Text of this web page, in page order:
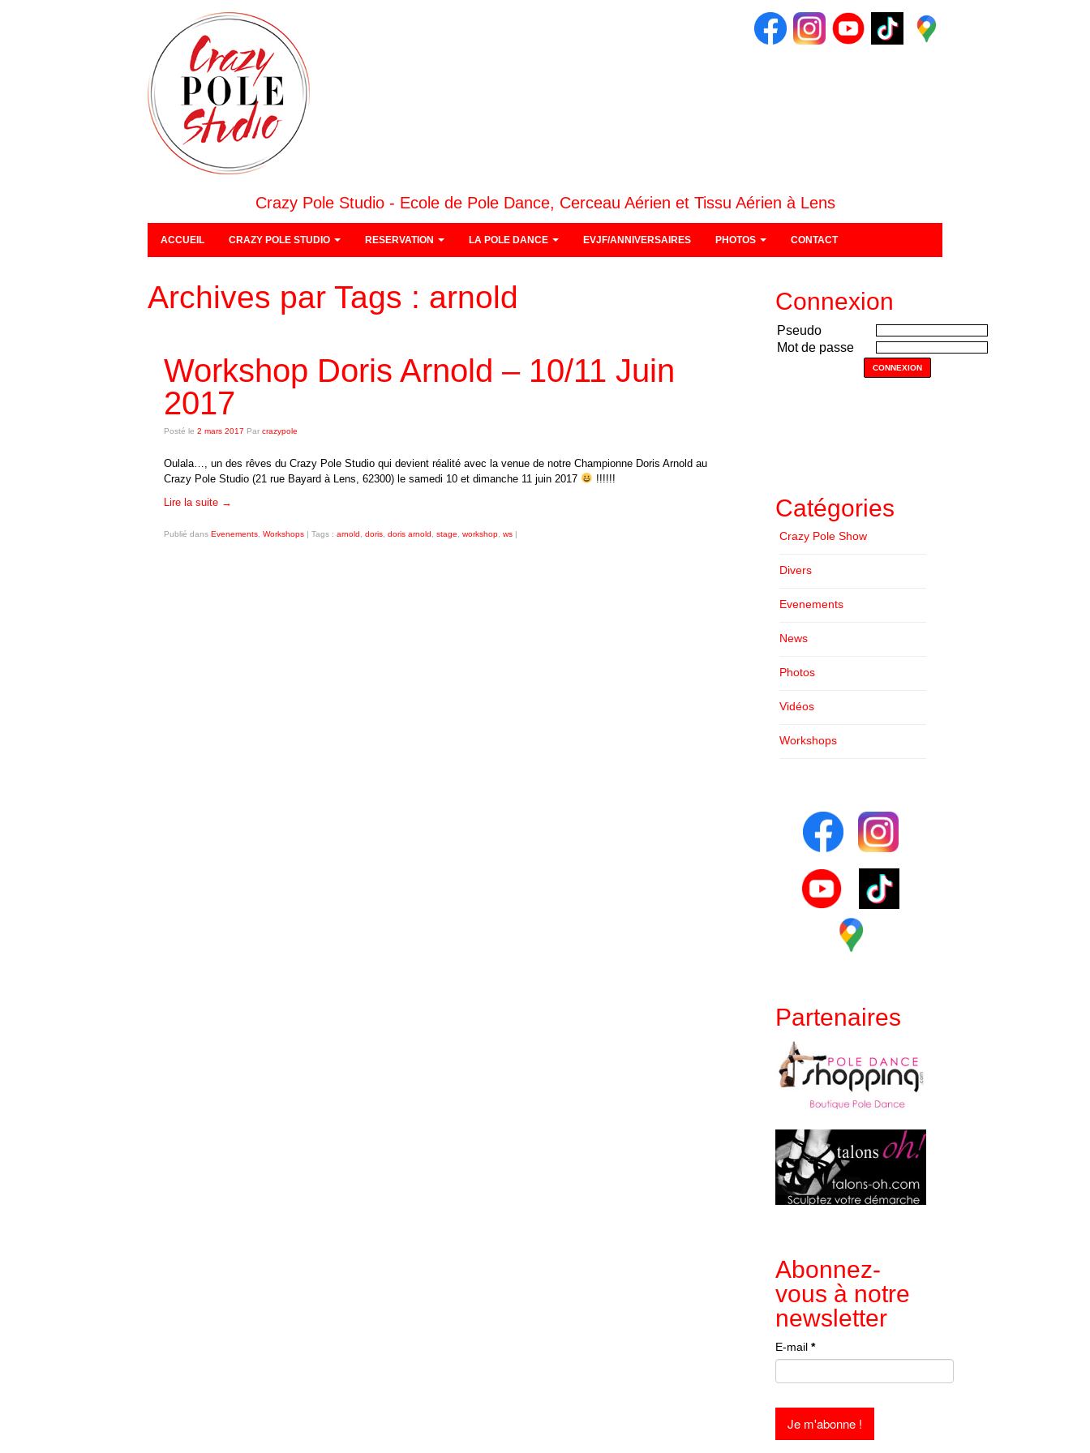
Crazy Pole Studio - Ecole de Pole Dance, Cerceau Aérien et Tissu Aérien à Lens
ACCUEIL CRAZY POLE STUDIO RESERVATION LA POLE DANCE EVJF/ANNIVERSAIRES PHOTOS CONTACT
Archives par Tags : arnold
Workshop Doris Arnold – 10/11 Juin
2017
Posté le 2 mars 2017 Par crazypole
Oulala…, un des rêves du Crazy Pole Studio qui devient réalité avec la venue de notre Championne Doris Arnold au
Crazy Pole Studio (21 rue Bayard à Lens, 62300) le samedi 10 et dimanche 11 juin 2017
!!!!!!
Lire la suite →
Publié dans Evenements Workshops | Tags : arnold doris doris arnold stage workshop ws |
Connexion
Catégories
Crazy Pole Show
Divers
Evenements
News
Photos
Vidéos
Workshops
Partenaires
Abonnez-
vous à notre
newsletter
E-mail *